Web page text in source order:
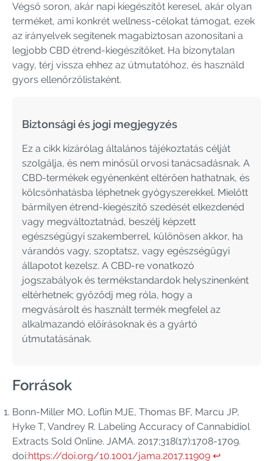
Végső soron, akár napi kiegészítőt keresel, akár olyan
terméket, ami konkrét wellness-célokat támogat, ezek
az irányelvek segítenek magabiztosan azonosítani a
legjobb CBD étrend-kiegészítőket. Ha bizonytalan
vagy, térj vissza ehhez az útmutatóhoz, és használd
gyors ellenőrzőlistaként.
Biztonsági és jogi megjegyzés
Ez a cikk kizárólag általános tájékoztatás célját
szolgálja, és nem minősül orvosi tanácsadásnak. A
CBD-termékek egyénenként eltérően hathatnak, és
kölcsönhatásba léphetnek gyógyszerekkel. Mielőtt
bármilyen étrend-kiegészítő szedését elkezdenéd
vagy megváltoztatnád, beszélj képzett
egészségügyi szakemberrel, különösen akkor, ha
várandós vagy, szoptatsz, vagy egészségügyi
állapotot kezelsz. A CBD-re vonatkozó
jogszabályok és termékstandardok helyszínenként
eltérhetnek; győződj meg róla, hogy a
megvásárolt és használt termék megfelel az
alkalmazandó előírásoknak és a gyártó
útmutatásának.
Források
Bonn-Miller MO, Loflin MJE, Thomas BF, Marcu JP,
Hyke T, Vandrey R. Labeling Accuracy of Cannabidiol
Extracts Sold Online. JAMA. 2017;318(17):1708-1709.
doi:https://doi.org/10.1001/jama.2017.11909 ↩︎